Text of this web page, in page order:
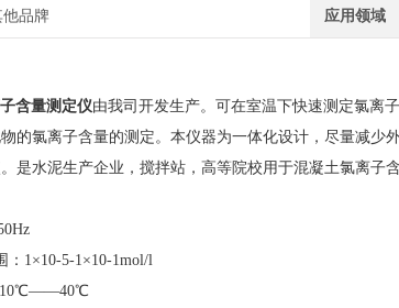
他品牌 应用领域
含量测定仪由我司开发生产。可在室温下快速测定氯离
的氯离子含量的测定。本仪器为一体化设计，尽量减少
是水泥生产企业，搅拌站，高等院校用于混凝土氯离子
：1×10-5-1×10-1mol/l
-10℃——40℃